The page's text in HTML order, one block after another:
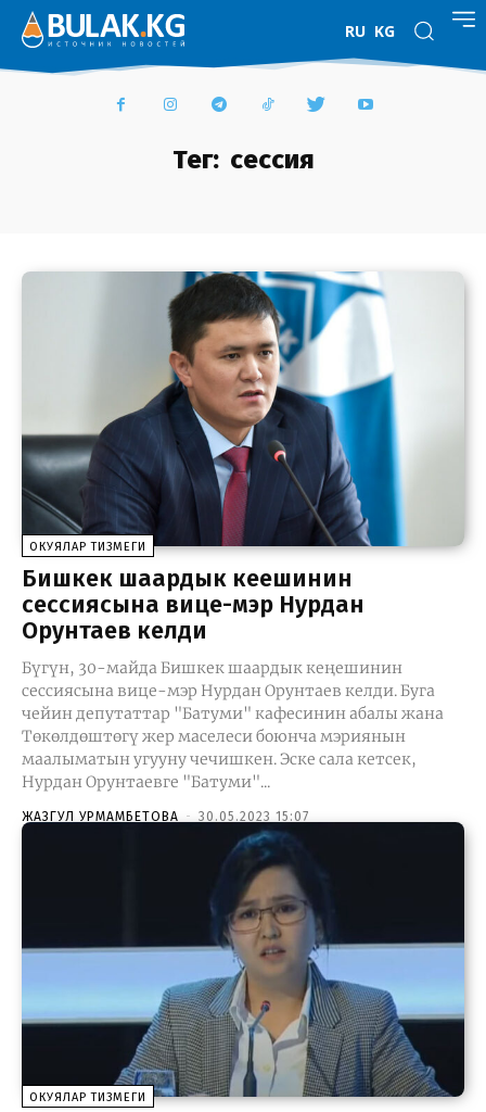
RU KG
Тег: сессия
ОКУЯЛАР ТИЗМЕГИ
Бишкек шаардык кеңешинин
сессиясына вице-мэр Нурдан
Орунтаев келди
Бүгүн, 30-майда Бишкек шаардык кеңешинин
сессиясына вице-мэр Нурдан Орунтаев келди. Буга
чейин депутаттар "Батуми" кафесинин абалы жана
Төкөлдөштөгү жер маселеси боюнча мэриянын
маалыматын угууну чечишкен. Эске сала кетсек,
Нурдан Орунтаевге "Батуми"...
ЖАЗГУЛ УРМАМБЕТОВА - 30.05.2023 15:07
ОКУЯЛАР ТИЗМЕГИ